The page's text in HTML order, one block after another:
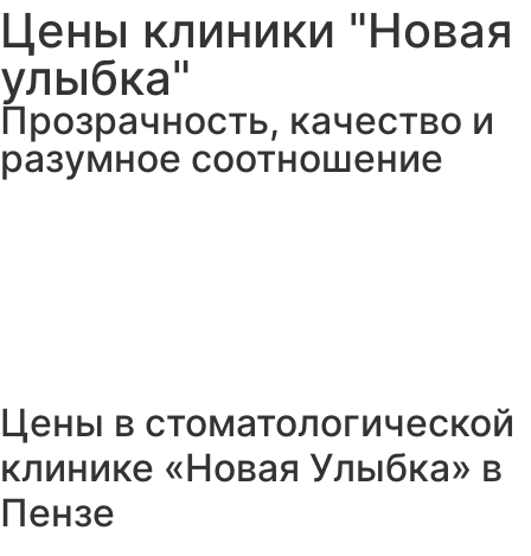
Цены клиники "Новая
улыбка"
Прозрачность, качество и
разумное соотношение
Цены в стоматологической
клинике «Новая Улыбка» в
Пензе